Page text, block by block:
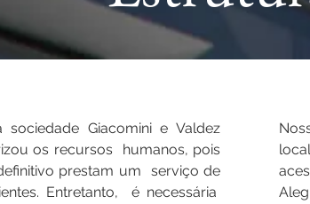
Giacomini e Valdez
os recursos humanos, pois
prestam um serviço de
Entretanto, é necessária